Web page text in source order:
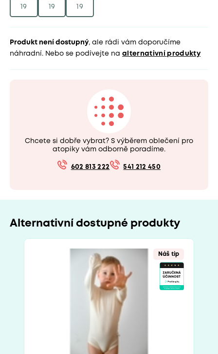
19 19 19
Produkt není dostupný, ale rádi vám doporučíme
náhradní. Nebo se podívejte na alternativní produkty
Chcete si dobře vybrat? S výběrem oblečení pro
atopiky vám odborně poradíme.
602 813 222 541 212 450
Alternativní dostupné produkty
Náš tip